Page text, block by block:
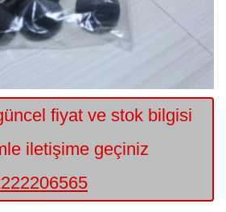
fiyat ve stok bilgisi
iletişime geçiniz